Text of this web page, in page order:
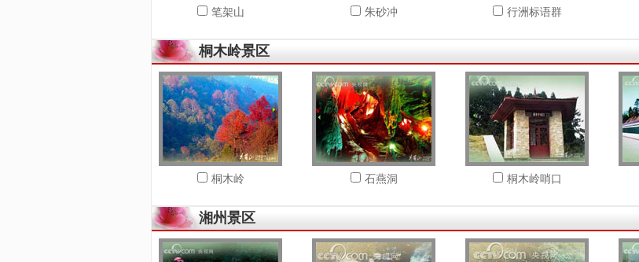
笔架山 朱砂冲 行洲标语群
桐木岭景区
桐木岭 石燕洞 桐木岭哨口
湘州景区